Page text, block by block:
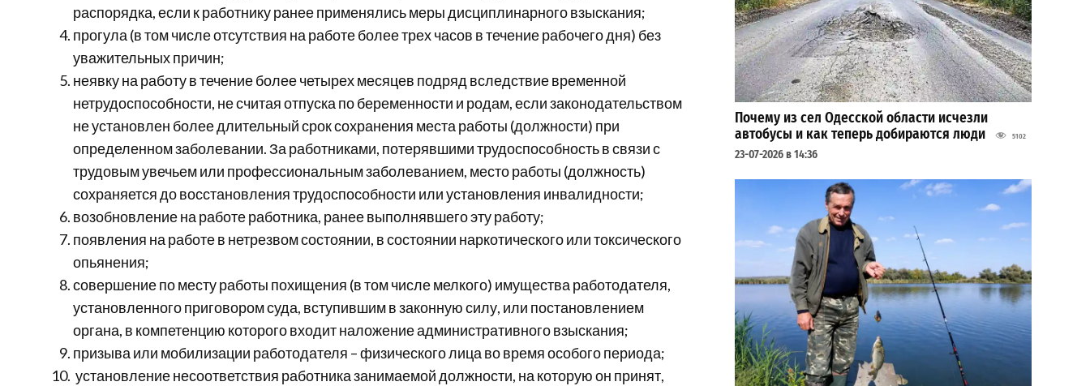
распорядка, если к работнику ранее применялись меры дисциплинарного взыскания;
прогула (в том числе отсутствия на работе более трех часов в течение рабочего дня) без
уважительных причин;
неявку на работу в течение более четырех месяцев подряд вследствие временной
нетрудоспособности, не считая отпуска по беременности и родам, если законодательством
не установлен более длительный срок сохранения места работы (должности) при
определенном заболевании. За работниками, потерявшими трудоспособность в связи с
трудовым увечьем или профессиональным заболеванием, место работы (должность)
сохраняется до восстановления трудоспособности или установления инвалидности;
возобновление на работе работника, ранее выполнявшего эту работу;
появления на работе в нетрезвом состоянии, в состоянии наркотического или токсического
опьянения;
совершение по месту работы похищения (в том числе мелкого) имущества работодателя,
установленного приговором суда, вступившим в законную силу, или постановлением
органа, в компетенцию которого входит наложение административного взыскания;
призыва или мобилизации работодателя – физического лица во время особого периода;
установление несоответствия работника занимаемой должности, на которую он принят,
Почему из сел Одесской области исчезли
автобусы и как теперь добираются люди
5102
23-07-2026 в 14:36